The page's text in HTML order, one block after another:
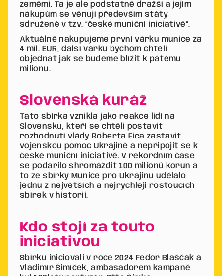
zeměmi. Ta je ale podstatně dražší a jejím
nákupům se věnují především státy
sdružené v tzv. “české muniční iniciativě”.
Aktuálně nakupujeme první várku munice za
4 mil. EUR, další várku bychom chtěli
objednat jak se budeme blížit k pátému
milionu.
Slovenská kuráž
Tato sbírka vznikla jako reakce lidí na
Slovensku, kteří se chtěli postavit
rozhodnutí vlády Roberta Fica zastavit
vojenskou pomoc Ukrajině a nepřipojit se k
české muniční iniciativě. V rekordním čase
se podařilo shromáždit 100 milionů korun a
to ze sbírky Munice pro Ukrajinu udělalo
jednu z největších a nejrychleji rostoucích
sbírek v historii.
Kdo stojí za touto
iniciativou
Sbírku iniciovali v roce 2024 Fedor Blaščák a
Vladimír Šimíček, ambasadorem kampaně